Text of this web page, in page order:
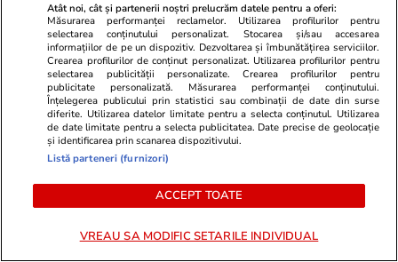
ajută tehnologia să ne reinventăm
voucher de
PARTENERI
Atât noi, cât și partenerii noștri prelucrăm datele pentru a oferi:
Măsurarea performanței reclamelor. Utilizarea profilurilor pentru
selectarea conținutului personalizat. Stocarea și/sau accesarea
informațiilor de pe un dispozitiv. Dezvoltarea și îmbunătățirea serviciilor.
Crearea profilurilor de conținut personalizat. Utilizarea profilurilor pentru
selectarea publicității personalizate. Crearea profilurilor pentru
publicitate personalizată. Măsurarea performanței conținutului.
Înțelegerea publicului prin statistici sau combinații de date din surse
diferite. Utilizarea datelor limitate pentru a selecta conținutul. Utilizarea
de date limitate pentru a selecta publicitatea. Date precise de geolocație
și identificarea prin scanarea dispozitivului.
Listă parteneri (furnizori)
ACCEPT TOATE
VREAU SA MODIFIC SETARILE INDIVIDUAL